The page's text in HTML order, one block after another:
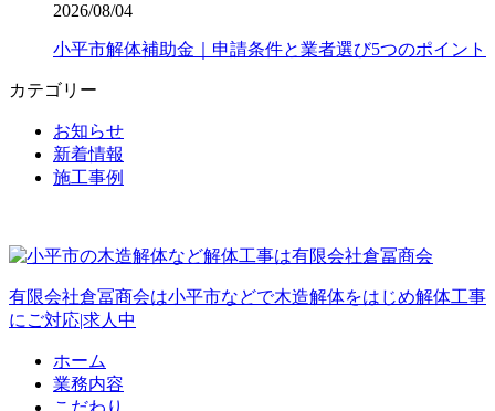
2026/08/04
小平市解体補助金｜申請条件と業者選び5つのポイント
カテゴリー
お知らせ
新着情報
施工事例
有限会社倉冨商会は小平市などで木造解体をはじめ解体工事
にご対応|求人中
ホーム
業務内容